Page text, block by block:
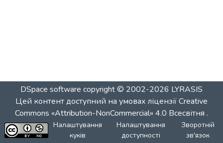
DSpace software copyright © 2002-2026 LYRASIS
Цей контент доступний на умовах ліцензіїCreative
Commons «Attribution-NonCommercial» 4.0 Всесвітня .
Налаштування
куків
Налаштування
доступності
Зворотній
зв'язок